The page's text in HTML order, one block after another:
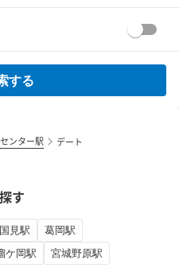
する
ンター駅 デート
す
国見駅
葛岡駅
ケ岡駅
宮城野原駅